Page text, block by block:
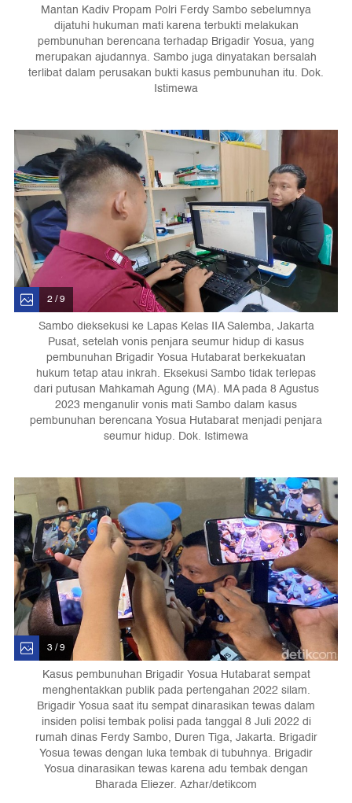
Mantan Kadiv Propam Polri Ferdy Sambo sebelumnya
dijatuhi hukuman mati karena terbukti melakukan
pembunuhan berencana terhadap Brigadir Yosua, yang
merupakan ajudannya. Sambo juga dinyatakan bersalah
terlibat dalam perusakan bukti kasus pembunuhan itu. Dok.
Istimewa
2 / 9
Sambo dieksekusi ke Lapas Kelas IIA Salemba, Jakarta
Pusat, setelah vonis penjara seumur hidup di kasus
pembunuhan Brigadir Yosua Hutabarat berkekuatan
hukum tetap atau inkrah. Eksekusi Sambo tidak terlepas
dari putusan Mahkamah Agung (MA). MA pada 8 Agustus
2023 menganulir vonis mati Sambo dalam kasus
pembunuhan berencana Yosua Hutabarat menjadi penjara
seumur hidup. Dok. Istimewa
3 / 9
Kasus pembunuhan Brigadir Yosua Hutabarat sempat
menghentakkan publik pada pertengahan 2022 silam.
Brigadir Yosua saat itu sempat dinarasikan tewas dalam
insiden polisi tembak polisi pada tanggal 8 Juli 2022 di
rumah dinas Ferdy Sambo, Duren Tiga, Jakarta. Brigadir
Yosua tewas dengan luka tembak di tubuhnya. Brigadir
Yosua dinarasikan tewas karena adu tembak dengan
Bharada Eliezer. Azhar/detikcom